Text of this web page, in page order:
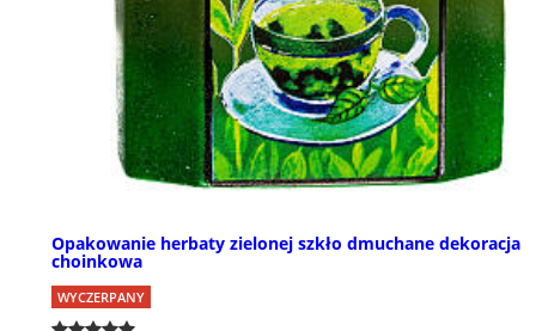
Opakowanie herbaty zielonej szkło dmuchane dekoracja
choinkowa
WYCZERPANY